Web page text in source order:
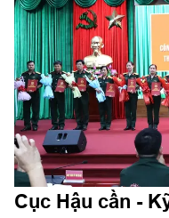
Cục Hậu cần -